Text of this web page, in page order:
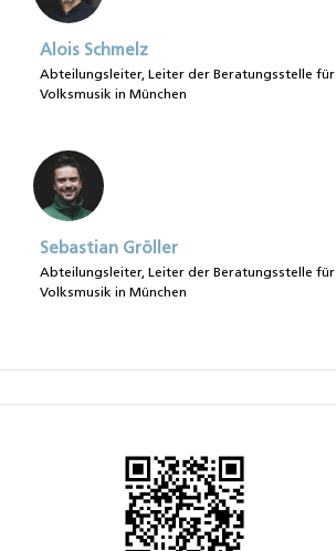
Alois Schmelz
Abteilungsleiter, Leiter der Beratungsstelle für
Volksmusik in München
Sebastian Gröller
Abteilungsleiter, Leiter der Beratungsstelle für
Volksmusik in München